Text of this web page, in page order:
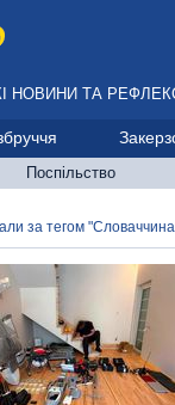
НОВИНИ ТА
Поспільство
за тегом